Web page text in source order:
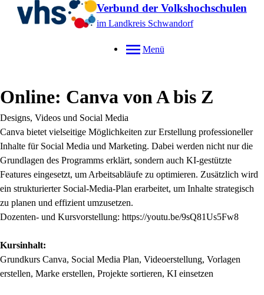
Verbund der Volkshochschulen
im Landkreis Schwandorf
Menü
Online: Canva von A bis Z
Designs, Videos und Social Media
Canva bietet vielseitige Möglichkeiten zur Erstellung professioneller
Inhalte für Social Media und Marketing. Dabei werden nicht nur die
Grundlagen des Programms erklärt, sondern auch KI-gestützte
Features eingesetzt, um Arbeitsabläufe zu optimieren. Zusätzlich wird
ein strukturierter Social-Media-Plan erarbeitet, um Inhalte strategisch
zu planen und effizient umzusetzen.
Dozenten- und Kursvorstellung: https://youtu.be/9sQ81Us5Fw8
Kursinhalt:
Grundkurs Canva, Social Media Plan, Videoerstellung, Vorlagen
erstellen, Marke erstellen, Projekte sortieren, KI einsetzen